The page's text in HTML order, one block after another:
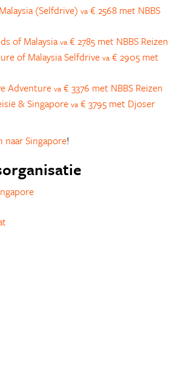
(Selfdrive) va € 2568 met NBBS
of Malaysia va € 2785 met NBBS Reizen
of Malaysia Selfdrive va € 2905 met
Adventure va € 3376 met NBBS Reizen
& Singaporeva € 3795 met Djoser
naar Singapore!